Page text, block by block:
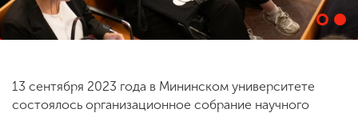
Приемная
комиссия
+7 (831) 262-26-20
13 сентября 2023 года в Мининском университете
состоялось организационное собрание научного